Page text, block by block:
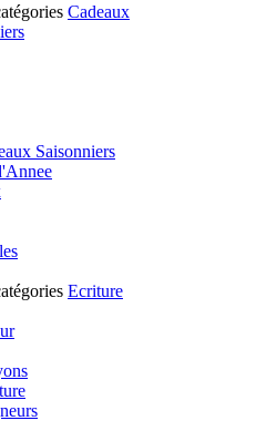
Cadeaux
Saisonniers
Ecriture